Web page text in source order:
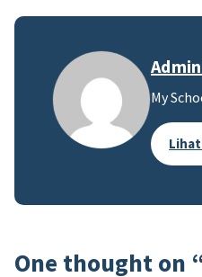
My
One thought on